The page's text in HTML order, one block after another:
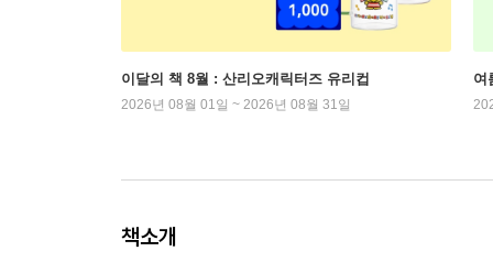
이달의 책 8월 : 산리오캐릭터즈 유리컵
2026년 08월 01일 ~ 2026년 08월 31일
여
책소개